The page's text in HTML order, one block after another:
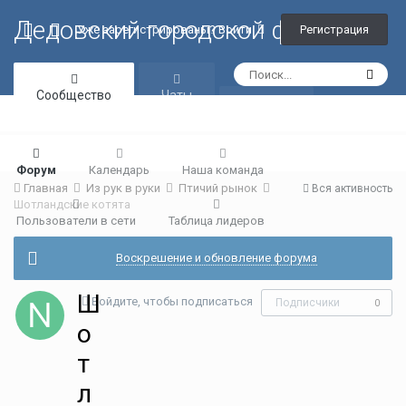
Дедовский городской форум
Уже зарегистрированы? Войти Регистрация
Сообщество
Форум Календарь Наша команда
Пользователи в сети Таблица лидеров
Чаты
Вся активность
Главная Из рук в руки
Птичий рынок
Шотландские котята
Воскрешение и обновление форума
Войдите, чтобы подписаться Подписчики 0
Ш
о
т
л